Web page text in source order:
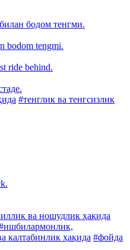
бодом тенгми.
bodom tengmi.
ride behind.
#тенглик ва тенгсизлик
ва ношудлик ҳақида
калтабинлик ҳақида #фойда